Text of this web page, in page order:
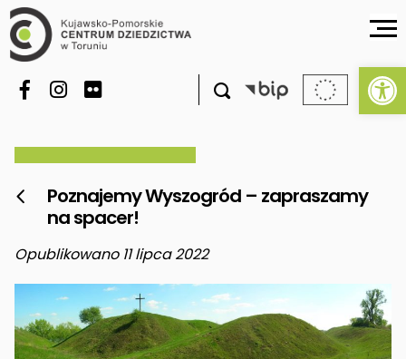


Poznajemy Wyszogród – zapraszamy
na spacer!
Opublikowano 11 lipca 2022